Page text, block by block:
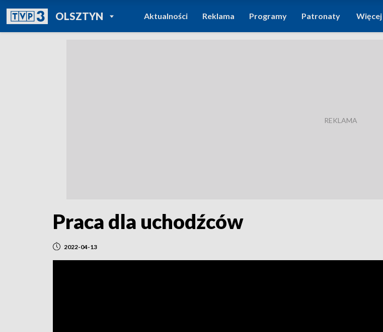
OLSZTYNPOWRÓT DO
TVP REGIONY
Aktualności Reklama Programy Patronaty Więcej
Praca dla uchodźców
2022-04-13